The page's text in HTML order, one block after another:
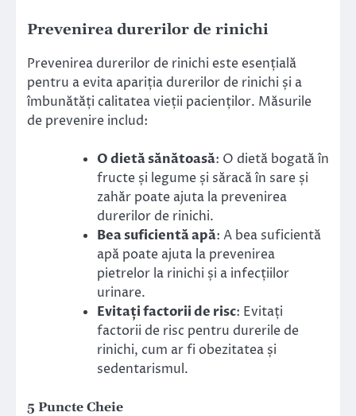
Prevenirea durerilor de rinichi
Prevenirea durerilor de rinichi este esențială
pentru a evita apariția durerilor de rinichi și a
îmbunătăți calitatea vieții pacienților. Măsurile
de prevenire includ:
O dietă sănătoasă: O dietă bogată în
fructe și legume și săracă în sare și
zahăr poate ajuta la prevenirea
durerilor de rinichi.
Bea suficientă apă: A bea suficientă
apă poate ajuta la prevenirea
pietrelor la rinichi și a infecțiilor
urinare.
Evitați factorii de risc: Evitați
factorii de risc pentru durerile de
rinichi, cum ar fi obezitatea și
sedentarismul.
5 Puncte Cheie